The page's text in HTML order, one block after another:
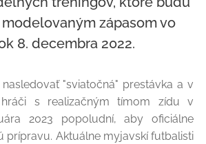
zápasom vo
8. decembra 2022.
"sviatočná" prestávka a v
s realizačným tímom zídu v
2023 popoludní, aby oficiálne
prípravu. Aktuálne myjavskí futbalisti